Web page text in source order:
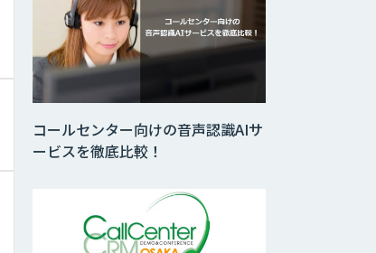
コールセンター向けの音声認識AIサ
ービスを徹底比較！